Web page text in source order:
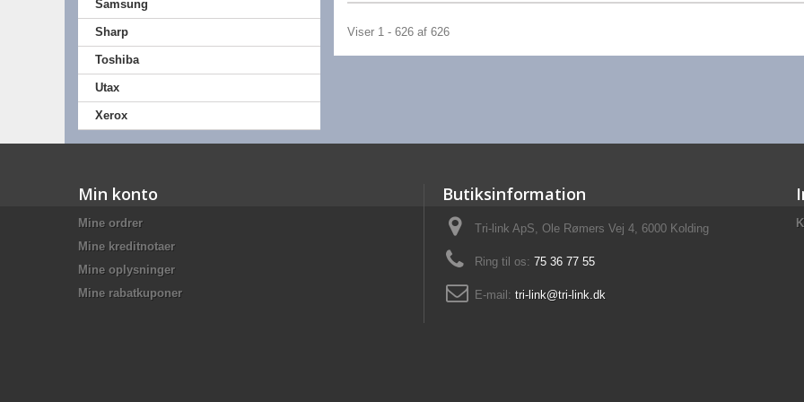
Samsung
Sharp
Toshiba
Utax
Xerox
Viser 1 - 626 af 626
Min konto
Mine ordrer
Mine kreditnotaer
Mine oplysninger
Mine rabatkuponer
Butiksinformation
Tri-link ApS, Ole Rømers Vej 4, 6000 Kolding
Ring til os: 75 36 77 55
E-mail: tri-link@tri-link.dk